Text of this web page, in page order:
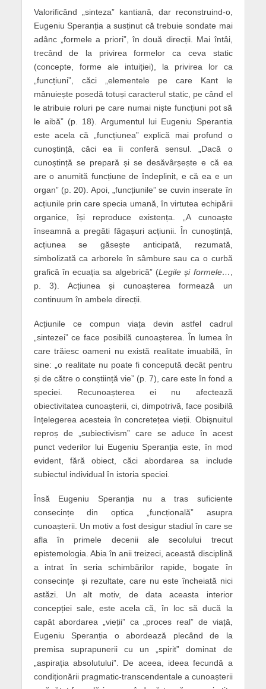
Valorificând „sinteza” kantiană, dar reconstruind-o,
Eugeniu Speranția a susținut că trebuie sondate mai
adânc „formele a priori”, în două direcții. Mai întâi,
trecând de la privirea formelor ca ceva static
(concepte, forme ale intuiției), la privirea lor ca
„funcțiuni”, căci „elementele pe care Kant le
mânuiește posedă totuși caracterul static, pe când el
le atribuie roluri pe care numai niște funcțiuni pot să
le aibă” (p. 18). Argumentul lui Eugeniu Sperantia
este acela că „funcțiunea” explică mai profund o
cunoștință, căci ea îi conferă sensul. „Dacă o
cunoștință se prepară și se desăvârșește e că ea
are o anumită funcțiune de îndeplinit, e că ea e un
organ” (p. 20). Apoi, „funcțiunile” se cuvin inserate în
acțiunile prin care specia umană, în virtutea echipării
organice, își reproduce existența. „A cunoaște
înseamnă a pregăti făgașuri acțiunii. În cunoștință,
acțiunea se găsește anticipată, rezumată,
simbolizată ca arborele în sâmbure sau ca o curbă
grafică în ecuația sa algebrică” (Legile și formele…
p. 3). Acțiunea și cunoașterea formează un
continuum în ambele direcții.
Acțiunile ce compun viața devin astfel cadrul
„sintezei” ce face posibilă cunoașterea. În lumea în
care trăiesc oameni nu există realitate imuabilă, în
sine: „o realitate nu poate fi concepută decât pentru
și de către o conștiință vie” (p. 7), care este în fond a
speciei. Recunoașterea ei nu afectează
obiectivitatea cunoașterii, ci, dimpotrivă, face posibilă
înțelegerea acesteia în concretețea vieții. Obișnuitul
reproș de „subiectivism” care se aduce în acest
punct vederilor lui Eugeniu Speranția este, în mod
evident, fără obiect, căci abordarea sa include
subiectul individual în istoria speciei.
Însă Eugeniu Speranția nu a tras suficiente
consecințe din optica „funcțională” asupra
cunoașterii. Un motiv a fost desigur stadiul în care se
afla în primele decenii ale secolului trecut
epistemologia. Abia în anii treizeci, această disciplină
a intrat în seria schimbărilor rapide, bogate în
consecințe și rezultate, care nu este încheiată nici
astăzi. Un alt motiv, de data aceasta interior
concepției sale, este acela că, în loc să ducă la
capăt abordarea „vieții” ca „proces real” de viață,
Eugeniu Speranția o abordează plecând de la
premisa suprapunerii cu un „spirit” dominat de
„aspirația absolutului”. De aceea, ideea fecundă a
condiționării pragmatic-transcendentale a cunoașterii